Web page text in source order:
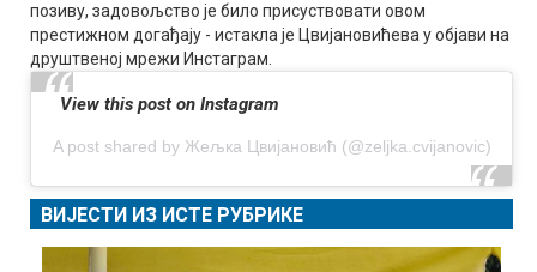
позиву, задовољство је било присуствовати овом
престижном догађају - истакла је Цвијановићева у објави на
друштвеној мрежи Инстаграм.
View this post on Instagram
A post shared by Жељка Цвијановић (@zeljka.cvijanovic)
ВИЈЕСТИ ИЗ ИСТЕ РУБРИКЕ